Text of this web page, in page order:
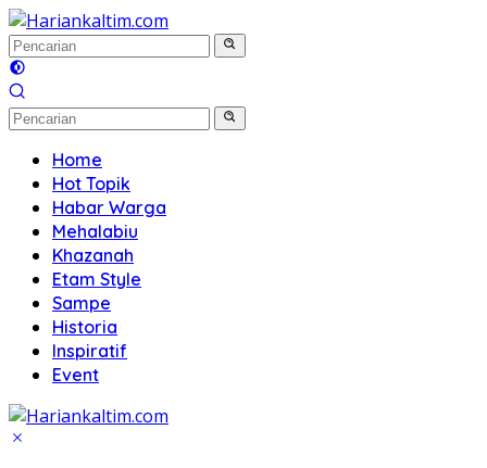
Langsung
ke
konten
Home
Hot Topik
Habar Warga
Mehalabiu
Khazanah
Etam Style
Sampe
Historia
Inspiratif
Event